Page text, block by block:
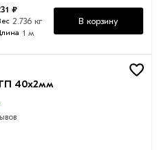
₽
2.736 кг
1 м
В корзину
40х2мм